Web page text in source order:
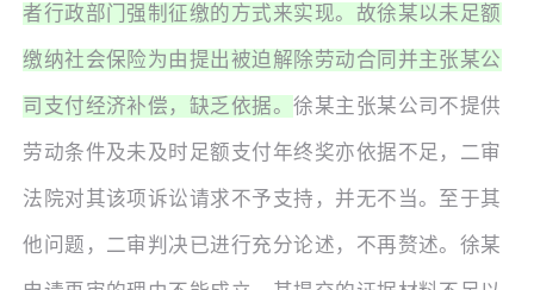
者行政部门强制征缴的方式来实现。故徐某以未足额
缴纳社会保险为由提出被迫解除劳动合同并主张某公
司支付经济补偿，缺乏依据。徐某主张某公司不提供
劳动条件及未及时足额支付年终奖亦依据不足，二审
法院对其该项诉讼请求不予支持，并无不当。至于其
他问题，二审判决已进行充分论述，不再赘述。徐某